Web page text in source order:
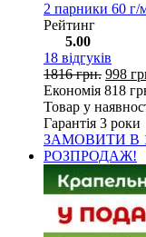
2 парники 60 г/
Рейтинг
5.00
18 відгуків
1816грн. 998
Економія 818
Товар у
Гарантія 3 роки
ЗАМОВИТИ В
РОЗПРОДАЖ!